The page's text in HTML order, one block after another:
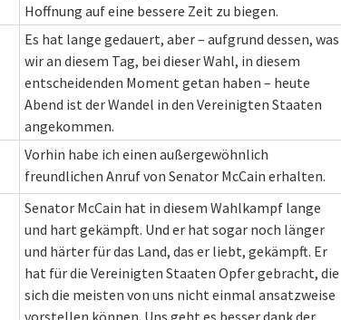
Hoffnung auf eine bessere Zeit zu biegen.
Es hat lange gedauert, aber – aufgrund dessen, was
wir an diesem Tag, bei dieser Wahl, in diesem
entscheidenden Moment getan haben – heute
Abend ist der Wandel in den Vereinigten Staaten
angekommen.
Vorhin habe ich einen außergewöhnlich
freundlichen Anruf von Senator McCain erhalten.
Senator McCain hat in diesem Wahlkampf lange
und hart gekämpft. Und er hat sogar noch länger
und härter für das Land, das er liebt, gekämpft. Er
hat für die Vereinigten Staaten Opfer gebracht, die
sich die meisten von uns nicht einmal ansatzweise